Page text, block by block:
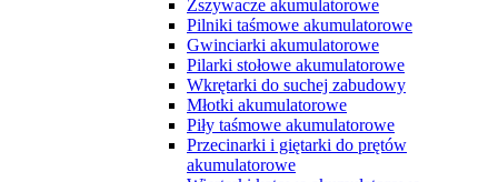
Zszywacze akumulatorowe
Pilniki taśmowe akumulatorowe
Gwinciarki akumulatorowe
Pilarki stołowe akumulatorowe
Wkrętarki do suchej zabudowy
Młotki akumulatorowe
Piły taśmowe akumulatorowe
Przecinarki i giętarki do prętów
akumulatorowe